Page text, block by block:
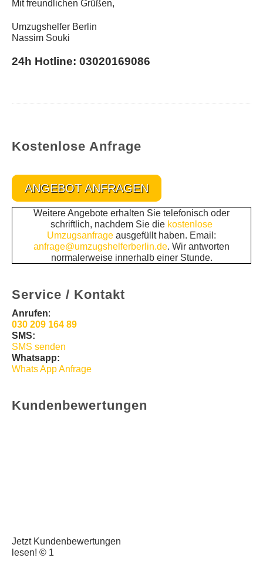
Mit freundlichen Grüßen,
Umzugshelfer Berlin
Nassim Souki
24h Hotline: 03020169086
Kostenlose Anfrage
ANGEBOT ANFRAGEN
Weitere Angebote erhalten Sie telefonisch oder
schriftlich, nachdem Sie die kostenlose
Umzugsanfrage ausgefüllt haben. Email:
anfrage@umzugshelferberlin.de. Wir antworten
normalerweise innerhalb einer Stunde.
Service / Kontakt
Anrufen:
030 209 164 89
SMS:
SMS senden
Whatsapp:
Whats App Anfrage
Kundenbewertungen
Jetzt Kundenbewertungen
lesen! © 1